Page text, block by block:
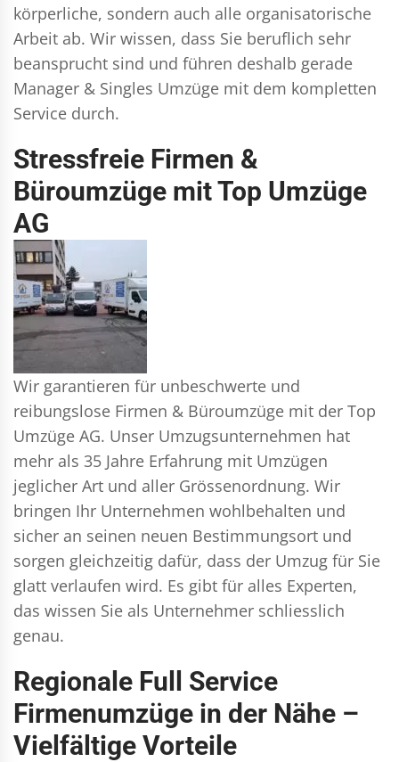
körperliche, sondern auch alle organisatorische
Arbeit ab. Wir wissen, dass Sie beruflich sehr
beansprucht sind und führen deshalb gerade
Manager & Singles Umzüge mit dem kompletten
Service durch.
Stressfreie Firmen &
Büroumzüge mit Top Umzüge
AG
Wir garantieren für unbeschwerte und
reibungslose Firmen & Büroumzüge mit der Top
Umzüge AG. Unser Umzugsunternehmen hat
mehr als 35 Jahre Erfahrung mit Umzügen
jeglicher Art und aller Grössenordnung. Wir
bringen Ihr Unternehmen wohlbehalten und
sicher an seinen neuen Bestimmungsort und
sorgen gleichzeitig dafür, dass der Umzug für Sie
glatt verlaufen wird. Es gibt für alles Experten,
das wissen Sie als Unternehmer schliesslich
genau.
Regionale Full Service
Firmenumzüge in der Nähe –
Vielfältige Vorteile